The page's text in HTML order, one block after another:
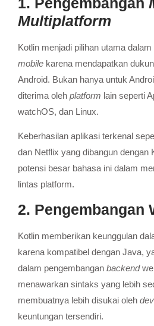
Multiplatform
Kotlin menjadi pilihan utama
mobile karena mendapatkan
Android. Bukan hanya untuk
diterima oleh platform lain seperti
watchOS, dan Linux.
Keberhasilan aplikasi terkenal
dan Netflix yang dibangun dengan
potensi besar bahasa ini dalam
lintas platform.
2. Pengembangan
Kotlin memberikan keunggulan
karena kompatibel dengan Java,
dalam pengembangan backend
menawarkan sintaks yang lebih
membuatnya lebih disukai oleh
keuntungan tersendiri.